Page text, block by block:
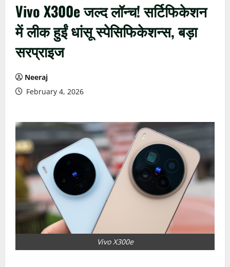
Vivo X300e जल्द लॉन्च! सर्टिफिकेशन
में लीक हुईं धांसू स्पेसिफिकेशन्स, बड़ा
सरप्राइज
Neeraj
February 4, 2026
Vivo X300e